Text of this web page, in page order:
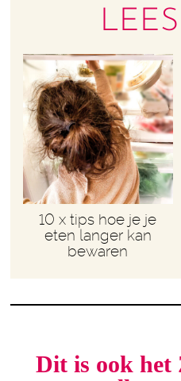
10 x tips hoe je je
eten langer kan
bewaren
Dit is ook het